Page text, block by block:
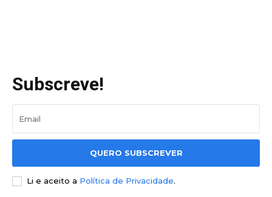
Subscreve!
QUERO SUBSCREVER
Li e aceito a Política de Privacidade.